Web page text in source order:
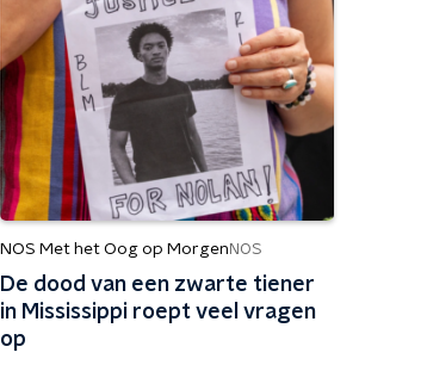
NOS Met het Oog op Morgen NOS
De dood van een zwarte tiener
in Mississippi roept veel vragen
op